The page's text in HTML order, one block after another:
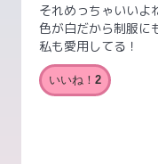
それめっちゃいいよ
色が白だから制服に
私も愛用してる！
いいね！ 2